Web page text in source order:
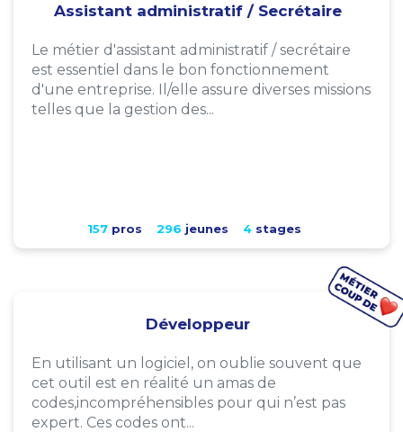
Assistant administratif / Secrétaire
Le métier d'assistant administratif / secrétaire
est essentiel dans le bon fonctionnement
d'une entreprise. Il/elle assure diverses missions
telles que la gestion des...
157 pros 296 jeunes 4 stages
Développeur
En utilisant un logiciel, on oublie souvent que
cet outil est en réalité un amas de
codes,incompréhensibles pour qui n’est pas
expert. Ces codes ont...